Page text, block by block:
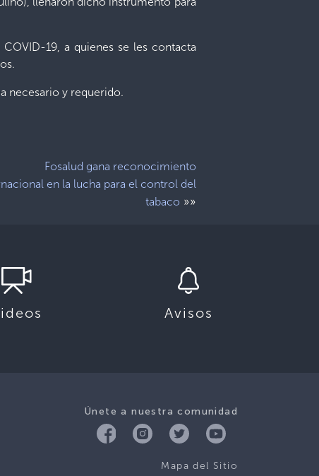
19, a quienes se les contacta
necesario y requerido.
Fosalud gana reconocimiento
en la lucha para el control del
tabaco »»
Avisos
Únete a nuestra comunidad
Mapa del Sitio